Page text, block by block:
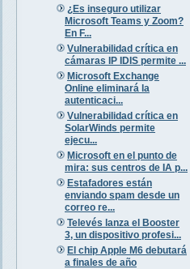
¿Es inseguro utilizar
Microsoft Teams y Zoom?
En F...
Vulnerabilidad crítica en
cámaras IP IDIS permite ...
Microsoft Exchange
Online eliminará la
autenticaci...
Vulnerabilidad crítica en
SolarWinds permite
ejecu...
Microsoft en el punto de
mira: sus centros de IA p...
Estafadores están
enviando spam desde un
correo re...
Televés lanza el Booster
3, un dispositivo profesi...
El chip Apple M6 debutará
a finales de año